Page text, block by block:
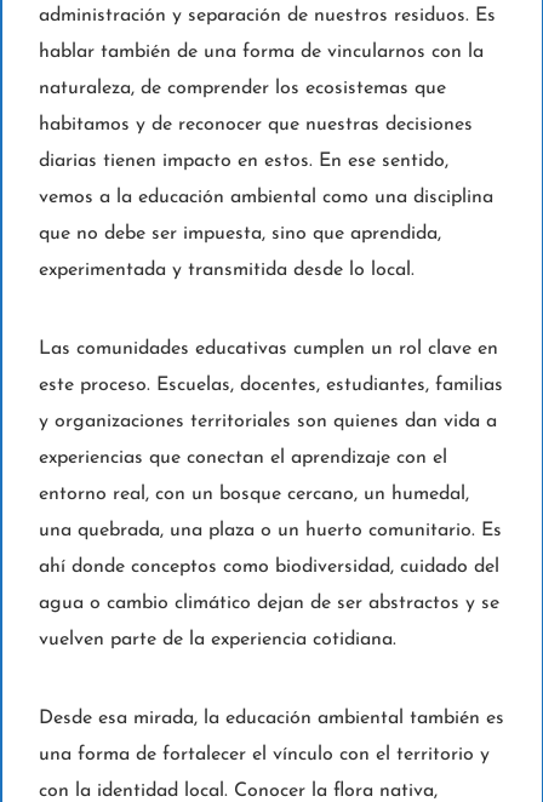
administración y separación de nuestros residuos. Es
hablar también de una forma de vincularnos con la
naturaleza, de comprender los ecosistemas que
habitamos y de reconocer que nuestras decisiones
diarias tienen impacto en estos. En ese sentido,
vemos a la educación ambiental como una disciplina
que no debe ser impuesta, sino que aprendida,
experimentada y transmitida desde lo local.
Las comunidades educativas cumplen un rol clave en
este proceso. Escuelas, docentes, estudiantes, familias
y organizaciones territoriales son quienes dan vida a
experiencias que conectan el aprendizaje con el
entorno real, con un bosque cercano, un humedal,
una quebrada, una plaza o un huerto comunitario. Es
ahí donde conceptos como biodiversidad, cuidado del
agua o cambio climático dejan de ser abstractos y se
vuelven parte de la experiencia cotidiana.
Desde esa mirada, la educación ambiental también es
una forma de fortalecer el vínculo con el territorio y
con la identidad local. Conocer la flora nativa,